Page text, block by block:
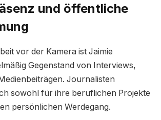
und öffentliche
vor der Kamera ist Jaimie
Gegenstand von Interviews,
Journalisten
sowohl für ihre beruflichen Projekte
persönlichen Werdegang.